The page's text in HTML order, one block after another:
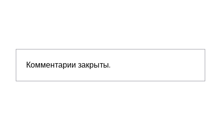
Комментарии закрыты.